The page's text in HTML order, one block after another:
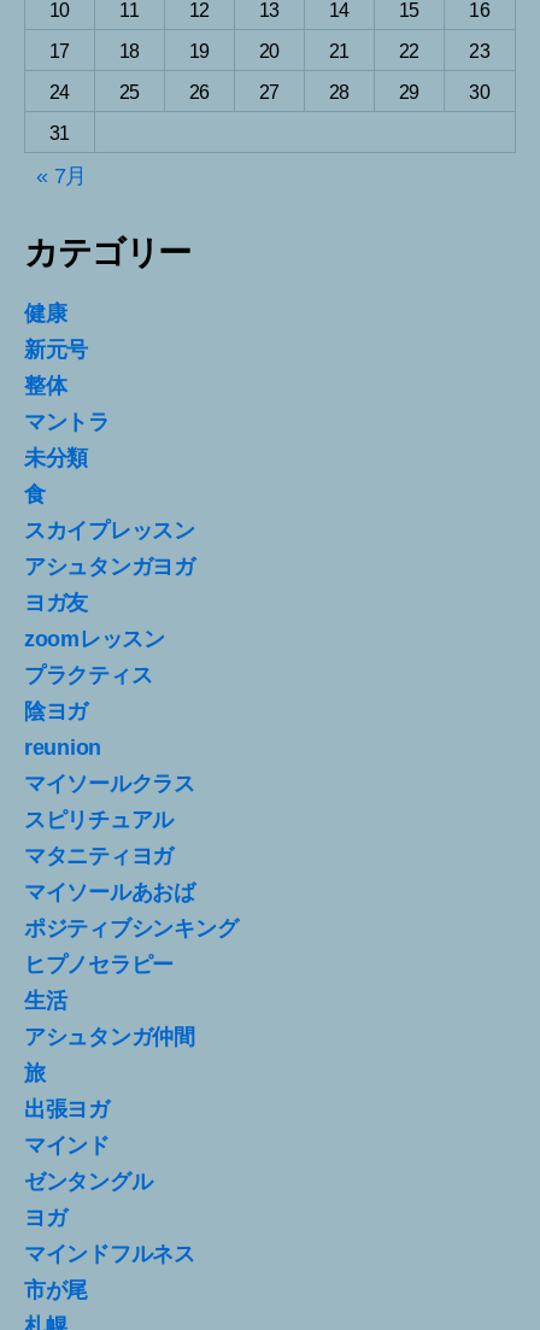
10
11 12 13 14 15
16
17
18 19 20 21 22
23
24
25 26 27 28 29
30
31
« 7月
カテゴリー
健康
新元号
整体
マントラ
未分類
食
スカイプレッスン
アシュタンガヨガ
ヨガ友
zoomレッスン
プラクティス
陰ヨガ
reunion
マイソールクラス
スピリチュアル
マタニティヨガ
マイソールあおば
ポジティブシンキング
ヒプノセラピー
生活
アシュタンガ仲間
旅
出張ヨガ
マインド
ゼンタングル
ヨガ
マインドフルネス
市が尾